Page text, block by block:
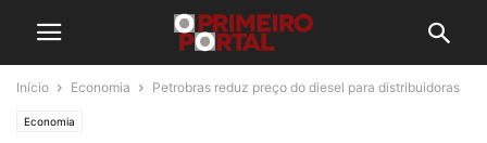
Início Economia Petrobras reduz preço do diesel para distribuidoras
Economia